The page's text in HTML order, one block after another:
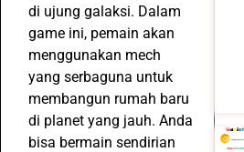
di ujung galaksi. Dalam
game ini, pemain akan
menggunakan mech
yang serbaguna untuk
membangun rumah baru
di planet yang jauh. Anda
bisa bermain sendirian